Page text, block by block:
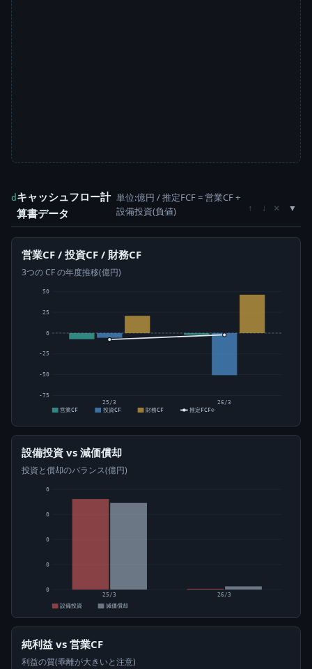
d キャッシュフロー計
算書データ
単位:億円 / 推定FCF = 営業CF +
設備投資(負値)
↑ ↓ ×
営業CF / 投資CF / 財務CF
3つの CF の年度推移(億円)
-75
-50
-25
0
25
50
25/3
26/3
営業CF
投資CF 財務CF 推定FCF⊙
設備投資 vs 減価償却
投資と償却のバランス(億円)
0
0
0
0
0
25/3
26/3
設備投資
減価償却
純利益 vs 営業CF
利益の質(乖離が大きいと注意)